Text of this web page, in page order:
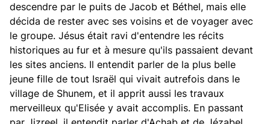
descendre par le puits de Jacob et Béthel, mais elle
décida de rester avec ses voisins et de voyager avec
le groupe. Jésus était ravi d'entendre les récits
historiques au fur et à mesure qu'ils passaient devant
les sites anciens. Il entendit parler de la plus belle
jeune fille de tout Israël qui vivait autrefois dans le
village de Shunem, et il apprit aussi les travaux
merveilleux qu'Elisée y avait accomplis. En passant